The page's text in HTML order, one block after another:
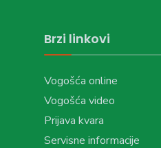
Brzi linkovi
Vogošća online
Vogošća video
Prijava kvara
Servisne informacije